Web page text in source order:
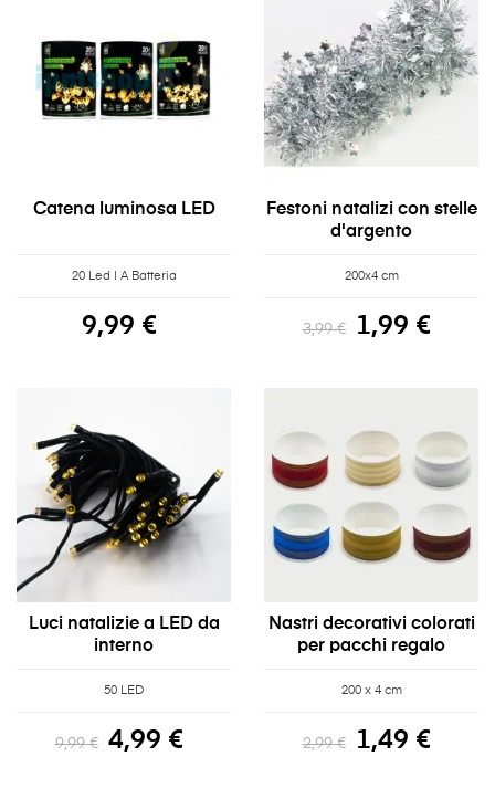
Catena luminosa LED
20 Led | A Batteria
9,99 €
Festoni natalizi con stelle
d'argento
200x4 cm
3,99 € 1,99 €
Luci natalizie a LED da
interno
50 LED
9,99 € 4,99 €
Nastri decorativi colorati
per pacchi regalo
200 x 4 cm
2,99 € 1,49 €